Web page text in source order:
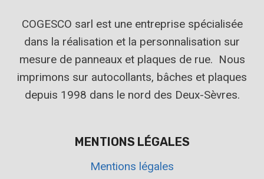
COGESCO sarl est une entreprise spécialisée
dans la réalisation et la personnalisation sur
mesure de panneaux et plaques de rue. Nous
imprimons sur autocollants, bâches et plaques
depuis 1998 dans le nord des Deux-Sèvres.
MENTIONS LÉGALES
Mentions légales